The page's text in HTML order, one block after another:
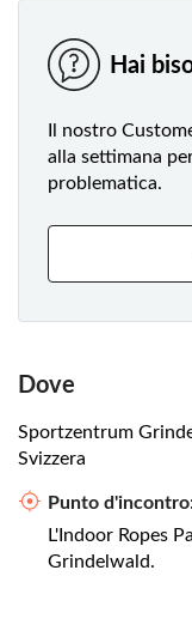
Hai
Il nostro
alla settimana
problematica.
Dove
Sportzentrum
Svizzera
Punto
L'Indoor Ropes
Grindelwald.